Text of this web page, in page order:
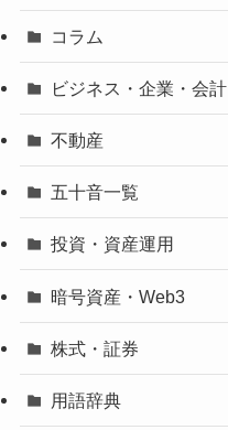
コラム
ビジネス・企業・会計
不動産
五十音一覧
投資・資産運用
暗号資産・Web3
株式・証券
用語辞典